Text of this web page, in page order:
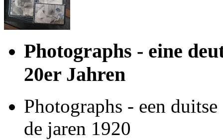
Photographs - eine
20er Jahren
Photographs - een
de jaren 1920